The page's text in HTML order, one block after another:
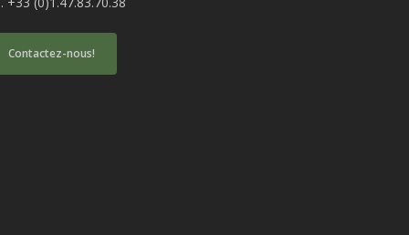
Contactez-nous!